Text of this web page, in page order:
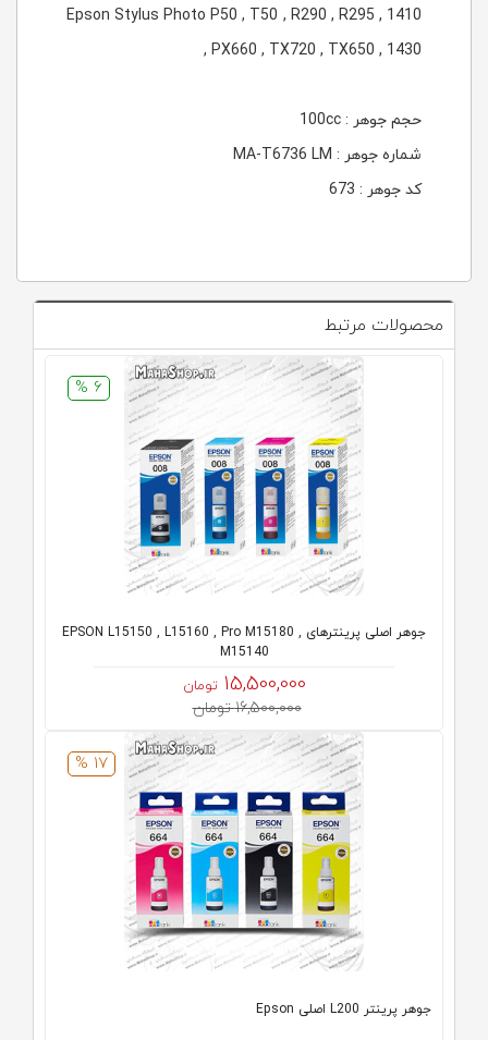
Epson Stylus Photo P50 , T50 , R290 , R295 , 1410
, PX660 , TX720 , TX650 , 1430
حجم جوهر : 100cc
شماره جوهر : MA-T6736 LM
کد جوهر : 673
محصولات مرتبط
6 %
جوهر اصلی پرینترهای EPSON L15150 , L15160 , Pro M15180 ,
M15140
15,500,000 تومان
16,500,000 تومان
17 %
جوهر پرینتر L200 اصلی Epson